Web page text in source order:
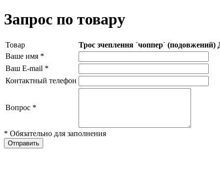
Запрос по товару
Товар
Трос зчеплення `чоппер` (подовжений)
Ваше имя *
Ваш E-mail *
Контактный телефон
Вопрос *
* Обязательно для заполнения
Отправить